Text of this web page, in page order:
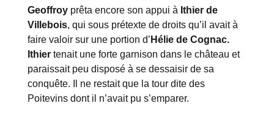
Geoffroy prêta encore son appui à Ithier de
Villebois, qui sous prétexte de droits qu’il avait à
faire valoir sur une portion d’ Hélie de Cognac.
Ithier tenait une forte garnison dans le château et
paraissait peu disposé à se dessaisir de sa
conquête. Il ne restait que la tour dite des
Poitevins dont il n’avait pu s’emparer.